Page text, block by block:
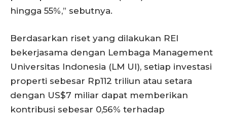
hingga 55%,” sebutnya.
Berdasarkan riset yang dilakukan REI
bekerjasama dengan Lembaga Management
Universitas Indonesia (LM UI), setiap investasi
properti sebesar Rp112 triliun atau setara
dengan US$7 miliar dapat memberikan
kontribusi sebesar 0,56% terhadap